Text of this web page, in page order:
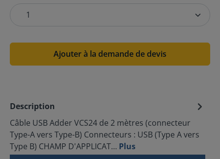
Ajouter à la demande de devis
Description
Câble USB Adder VCS24 de 2 mètres (connecteur
Type-A vers Type-B) Connecteurs : USB (Type A vers
Type B) CHAMP D'APPLICAT… Plus